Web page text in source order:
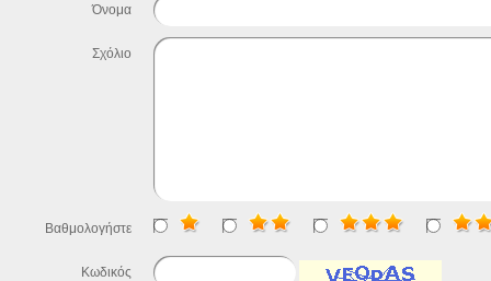
Όνομα
Σχόλιο
Βαθμολογήστε
Κωδικός